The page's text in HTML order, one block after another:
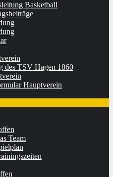
Basketball
des TSV Hagen 1860
Hauptverein
Team